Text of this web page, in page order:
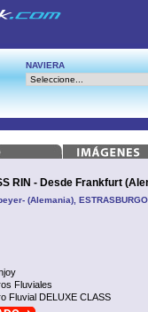
NAVIERA
RIN - Desde Frankfurt
(Alemania),
Fluviales
Fluvial DELUXE CLASS